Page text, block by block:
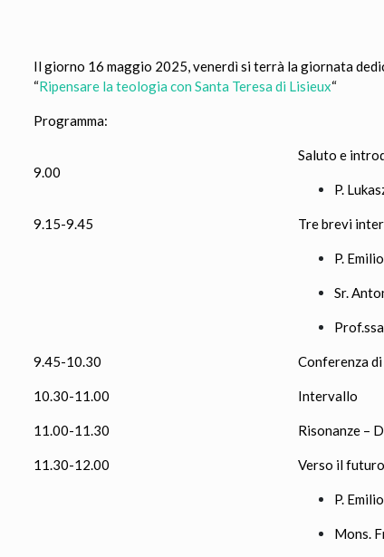
Il giorno 16 maggio 2025, venerdì si terrà la giornata
“Ripensare la teologia con Santa Teresa di Lisieux“
Programma:
9.00
Saluto e
P.
9.15-9.45 Tre brevi
P.
Sr.
9.45-10.30 Conferenza di
10.30-11.00 Intervallo
11.00-11.30 Risonanze –
11.30-12.00 Verso il
P.
Mons.